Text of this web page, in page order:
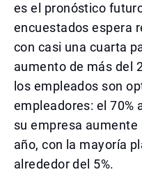
es el pronóstico
encuestados espera
con casi una cuarta
aumento de más del
los empleados son
empleadores: el 70%
su empresa
año, con la mayoría
alrededor del 5%.